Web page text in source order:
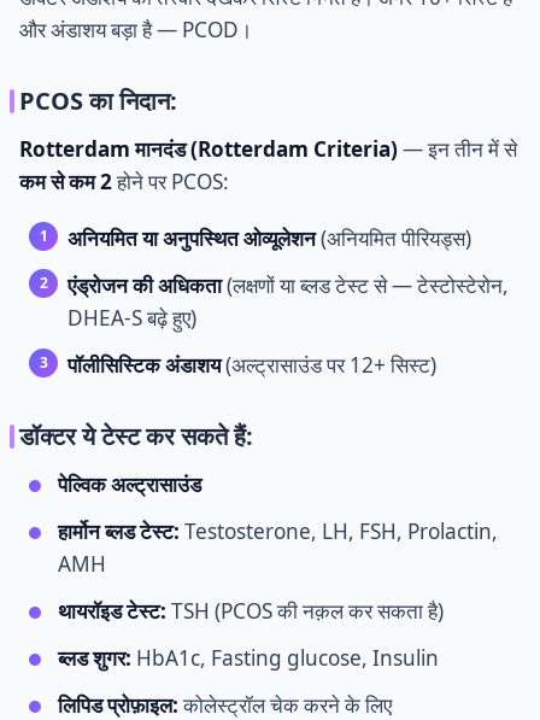
और अंडाशय बड़ा है — PCOD।
PCOS का निदान:
Rotterdam मानदंड (Rotterdam Criteria)— इन तीन में से
कम से कम 2होने पर PCOS:
अनियमित या अनुपस्थित ओव्यूलेशन(अनियमित पीरियड्स)
एंड्रोजन की अधिकता(लक्षणों या ब्लड टेस्ट से — टेस्टोस्टेरोन,
DHEA-S बढ़े हुए)
पॉलीसिस्टिक अंडाशय(अल्ट्रासाउंड पर 12+ सिस्ट)
डॉक्टर ये टेस्ट कर सकते हैं:
पेल्विक अल्ट्रासाउंड
हार्मोन ब्लड टेस्ट: Testosterone, LH, FSH, Prolactin,
AMH
थायरॉइड टेस्ट: TSH (PCOS की नक़ल कर सकता है)
ब्लड शुगर: HbA1c, Fasting glucose, Insulin
लिपिड प्रोफ़ाइल:कोलेस्ट्रॉल चेक करने के लिए